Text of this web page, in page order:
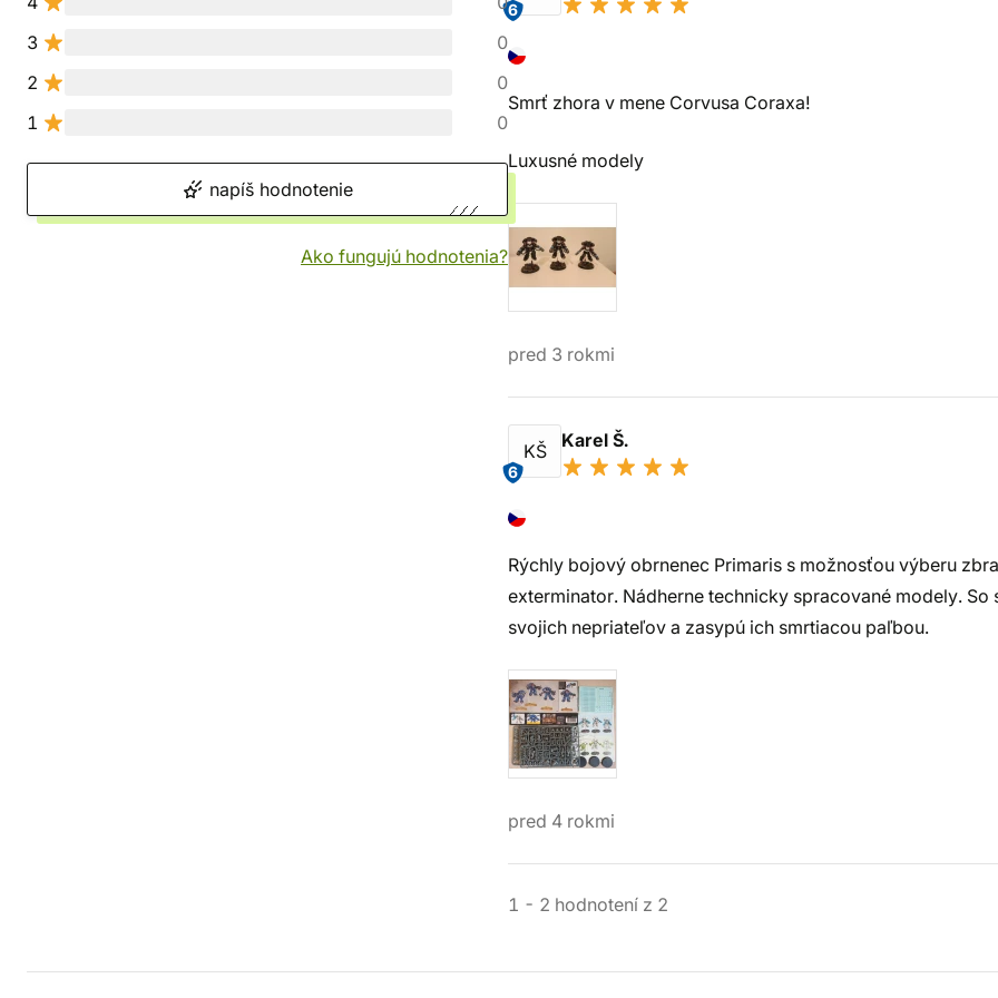
3
0
2
0
1
0
napíš hodnotenie
Ako fungujú hodnotenia?
6
Smrť zhora v mene Corvusa Coraxa!
Luxusné modely
pred 3 rokmi
KŠ
6
Karel Š.
Rýchly bojový obrnenec Primaris s možnosťou výberu
exterminator. Nádherne technicky spracované modely.
svojich nepriateľov a zasypú ich smrtiacou paľbou.
pred 4 rokmi
1 - 2 hodnotení z 2